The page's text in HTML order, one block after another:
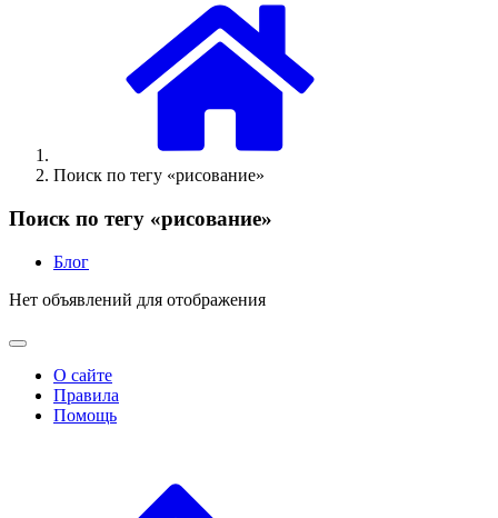
Поиск по тегу «рисование»
Поиск по тегу «рисование»
Блог
Нет объявлений для отображения
О сайте
Правила
Помощь